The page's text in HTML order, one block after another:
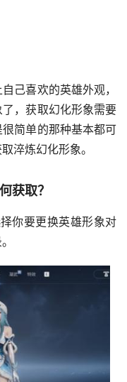
己喜欢的英雄外观，
，获取幻化形象需要
简单的那种基本都可
淬炼幻化形象。
获取？
你要更换英雄形象对